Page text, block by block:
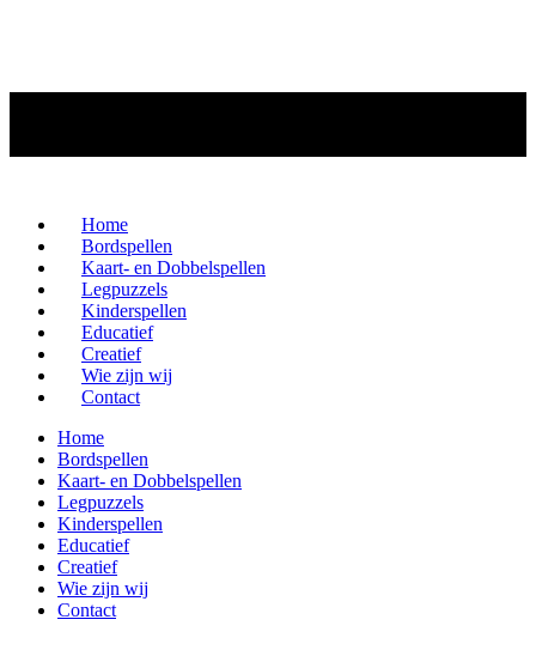
Home
Bordspellen
Kaart- en Dobbelspellen
Legpuzzels
Kinderspellen
Educatief
Creatief
Wie zijn wij
Contact
Home
Bordspellen
Kaart- en Dobbelspellen
Legpuzzels
Kinderspellen
Educatief
Creatief
Wie zijn wij
Contact